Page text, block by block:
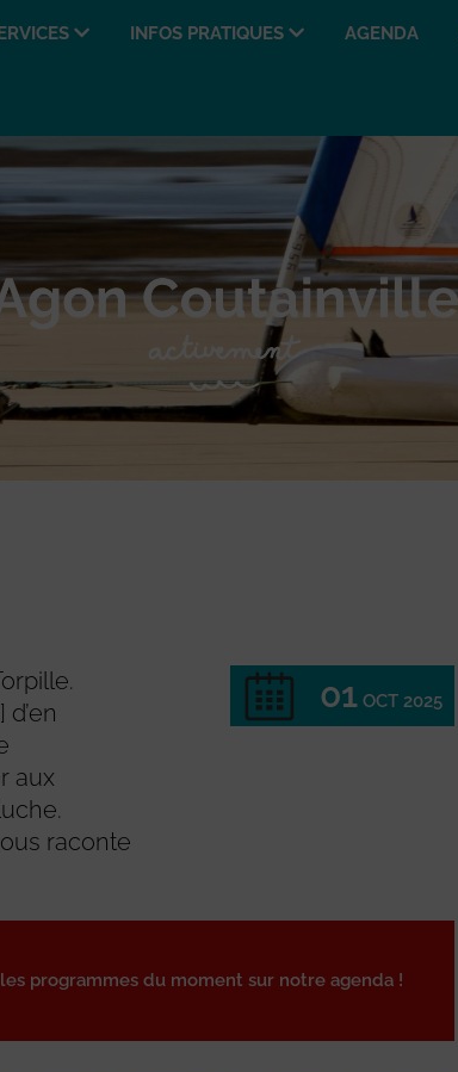
INFOS PRATIQUES AGENDA
aux
raconte
01 OCT 2025
programmes du moment sur notre agenda !